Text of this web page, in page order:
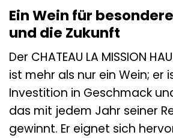
Ein Wein für
und die Zukunft
Der CHATEAU LA MISSION
ist mehr als nur ein Wein; er
Investition in Geschmack
das mit jedem Jahr seiner
gewinnt. Er eignet sich